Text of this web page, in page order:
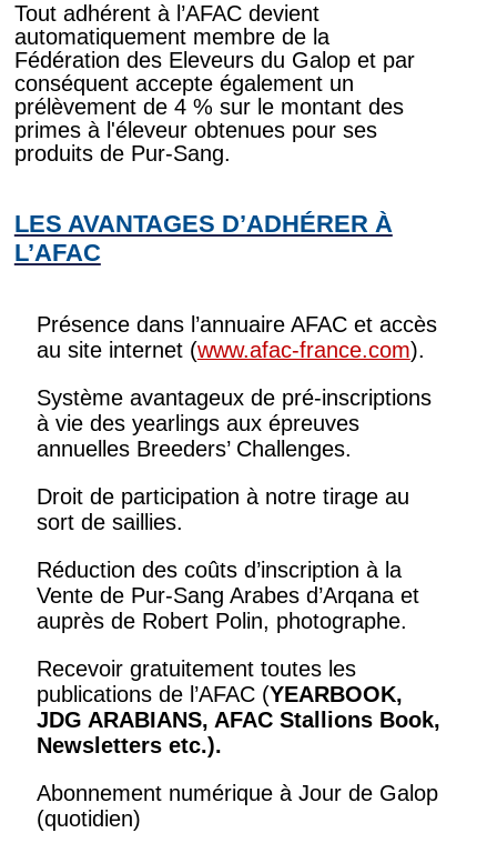
Tout adhérent à l’AFAC devient
automatiquement membre de la
Fédération des Eleveurs du Galop et par
conséquent accepte également un
prélèvement de 4 % sur le montant des
primes à l'éleveur obtenues pour ses
produits de Pur-Sang.
LES AVANTAGES D’ADHÉRER À
L’AFAC
Présence dans l’annuaire AFAC et accès
au site internet (www.afac-france.com).
Système avantageux de pré-inscriptions
à vie des yearlings aux épreuves
annuelles Breeders’ Challenges.
Droit de participation à notre tirage au
sort de saillies.
Réduction des coûts d’inscription à la
Vente de Pur-Sang Arabes d’Arqana et
auprès de Robert Polin, photographe.
Recevoir gratuitement toutes les
publications de l’AFAC (YEARBOOK,
JDG ARABIANS, AFAC Stallions Book,
Newsletters etc.).
Abonnement numérique à Jour de Galop
(quotidien)